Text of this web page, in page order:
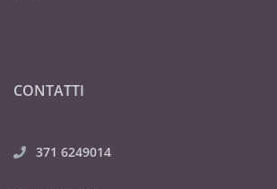
CONTATTI
371 6249014